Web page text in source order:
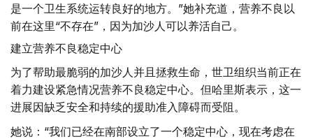
是一个卫生系统运转良好的地方。”她补充道，营养不良以
前在这里“不存在”，因为加沙人可以养活自己。
建立营养不良稳定中心
为了帮助最脆弱的加沙人并且拯救生命，世卫组织当前正在
着力建设紧急情况营养不良稳定中心。但哈里斯表示，这一
进展因缺乏安全和持续的援助准入障碍而受阻。
她说：“我们已经在南部设立了一个稳定中心，现在考虑在